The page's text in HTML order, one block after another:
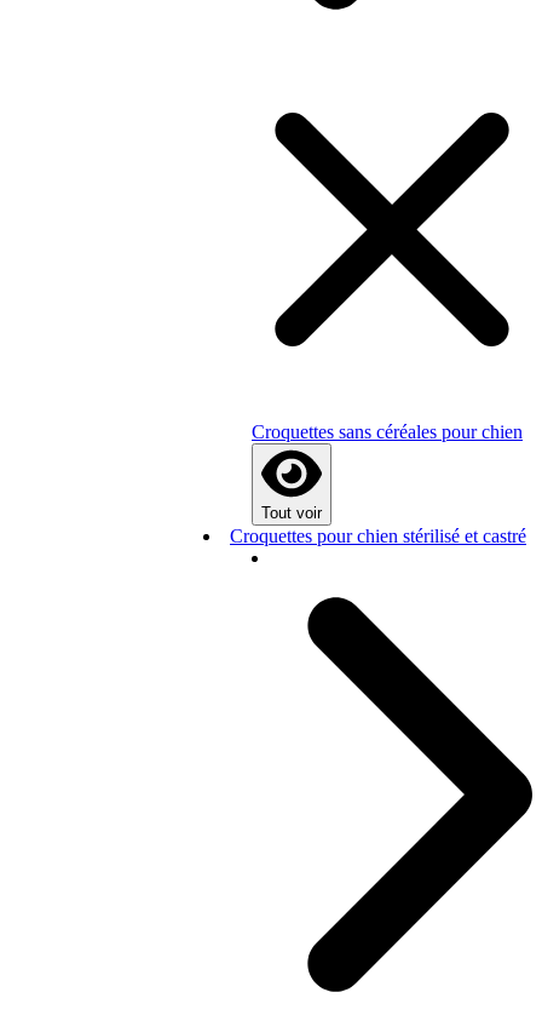
Croquettes sans céréales pour chien
Tout voir
Croquettes pour chien stérilisé et castré